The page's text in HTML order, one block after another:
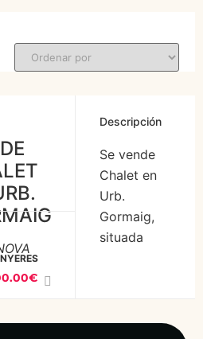
Descripción
Se vende
Chalet en
Urb.
Gormaig,
situada
Una zona